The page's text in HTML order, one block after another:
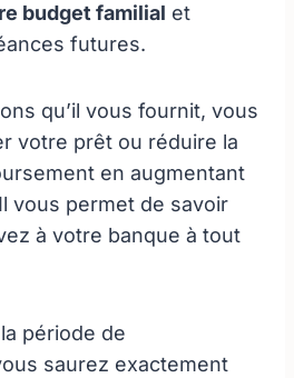
budget familial et
futures.
qu’il vous fournit, vous
votre prêt ou réduire la
en augmentant
vous permet de savoir
à votre banque à tout
période de
saurez exactement